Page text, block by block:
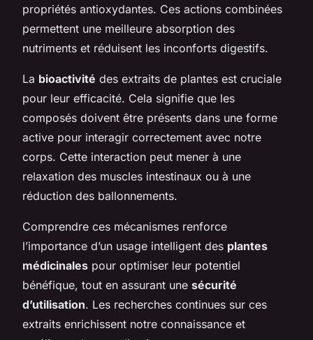
propriétés antioxydantes. Ces actions combinées
permettent une meilleure absorption des
nutriments et réduisent les inconforts digestifs.
La bioactivité des extraits de plantes est cruciale
pour leur efficacité. Cela signifie que les
composés doivent être présents dans une forme
active pour interagir correctement avec notre
corps. Cette interaction peut mener à une
relaxation des muscles intestinaux ou à une
réduction des ballonnements.
Comprendre ces mécanismes renforce
l’importance d’un usage intelligent des plantes
médicinales pour optimiser leur potentiel
bénéfique, tout en assurant une sécurité
d’utilisation. Les recherches continues sur ces
extraits enrichissent notre connaissance et